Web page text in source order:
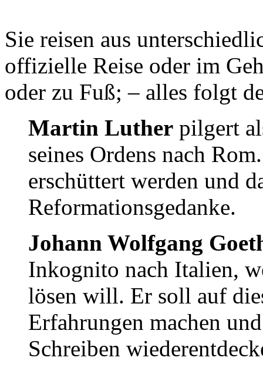
Sie reisen aus
offizielle Reise oder im
oder zu Fuß; – alles folgt
Martin Luther pilgert
seines Ordens nach
erschüttert werden und
Reformationsgedanke.
Johann Wolfgang
Inkognito nach Italien,
lösen will. Er soll auf
Erfahrungen machen
Schreiben